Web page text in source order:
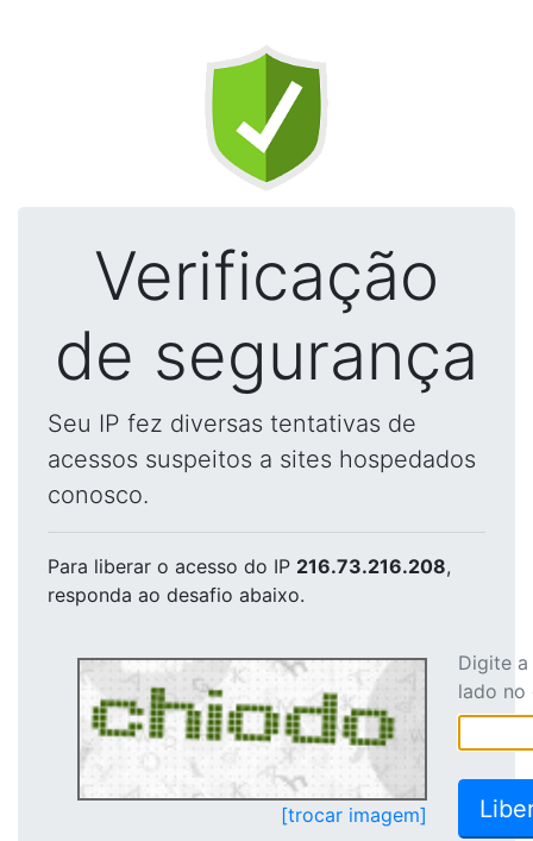
Verificação
de segurança
Seu IP fez diversas tentativas de
acessos suspeitos a sites hospedados
conosco.
Para liberar o acesso do IP 216.73.216.208,
responda ao desafio abaixo.
[trocar imagem]
Digite
lado no